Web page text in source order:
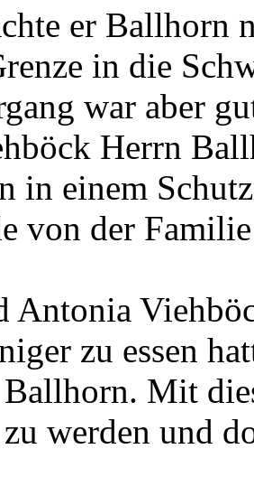
er Ballhorn
in die
war aber
Herrn
in einem
von der
Antonia
zu essen
Mit
werden und